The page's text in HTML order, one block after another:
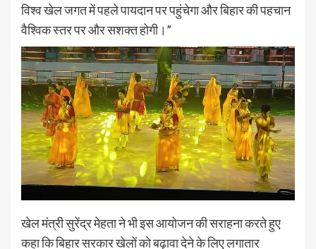
विश्व खेल जगत में पहले पायदान पर पहुंचेगा और बिहार की पहचान
वैश्विक स्तर पर और सशक्त होगी।”
खेल मंत्री सुरेंद्र मेहता ने भी इस आयोजन की सराहना करते हुए
कहा कि बिहार सरकार खेलों को बढ़ावा देने के लिए लगातार